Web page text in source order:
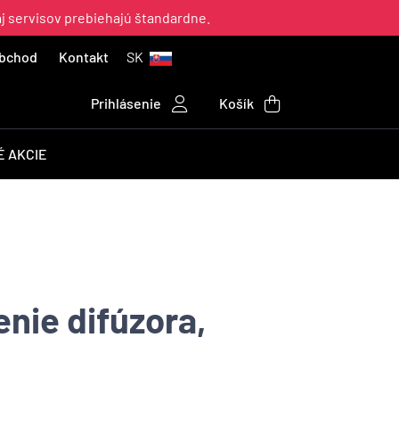
servisov prebiehajú štandardne.
Kontakt SK
Prihlásenie Košík
AKCIE
difúzora,